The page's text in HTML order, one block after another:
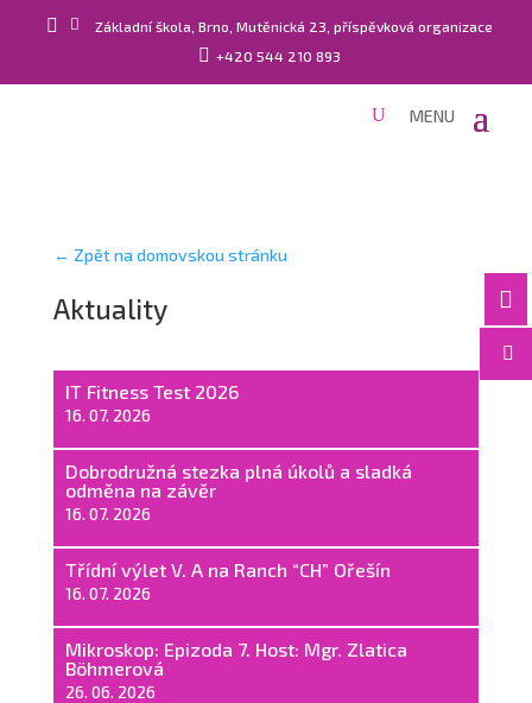
  Základní škola, Brno, Mutěnická 23, příspěvková organizace
 +420 544 210 893


← Zpět na domovskou stránku
Aktuality
IT Fitness Test 2026
16. 07. 2026
Dobrodružná stezka plná úkolů a sladká
odměna na závěr
16. 07. 2026
Třídní výlet V. A na Ranch “CH” Ořešín
16. 07. 2026
Mikroskop: Epizoda 7. Host: Mgr. Zlatica
Böhmerová
26. 06. 2026